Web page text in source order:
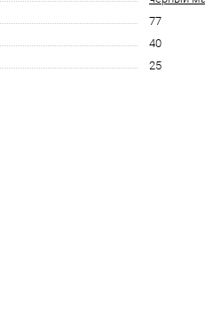
77
40
25